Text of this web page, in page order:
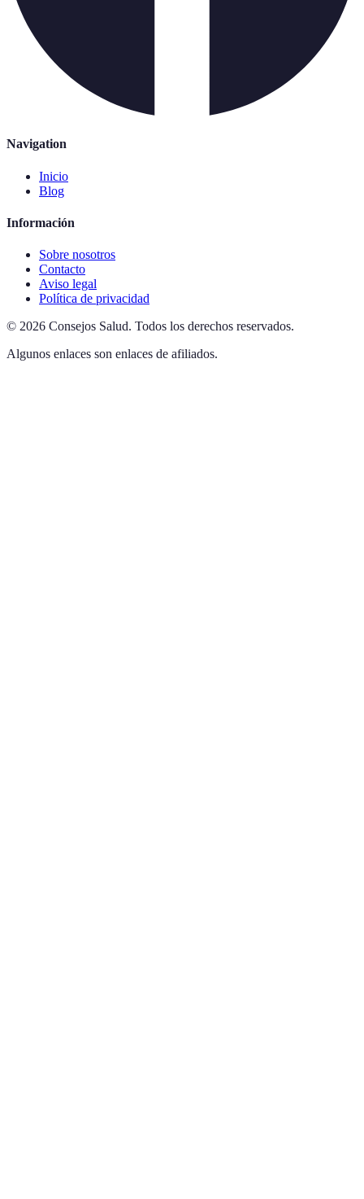
Navigation
Inicio
Blog
Información
Sobre nosotros
Contacto
Aviso legal
Política de privacidad
© 2026 Consejos Salud. Todos los derechos reservados.
Algunos enlaces son enlaces de afiliados.